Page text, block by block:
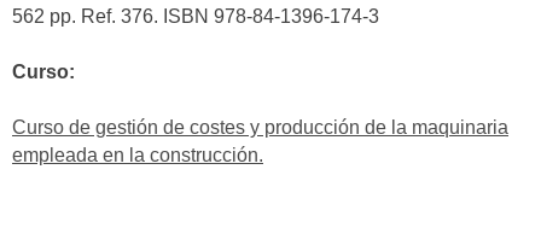
562 pp. Ref. 376. ISBN 978-84-1396-174-3
Curso:
Curso de gestión de costes y producción de la maquinaria
empleada en la construcción.